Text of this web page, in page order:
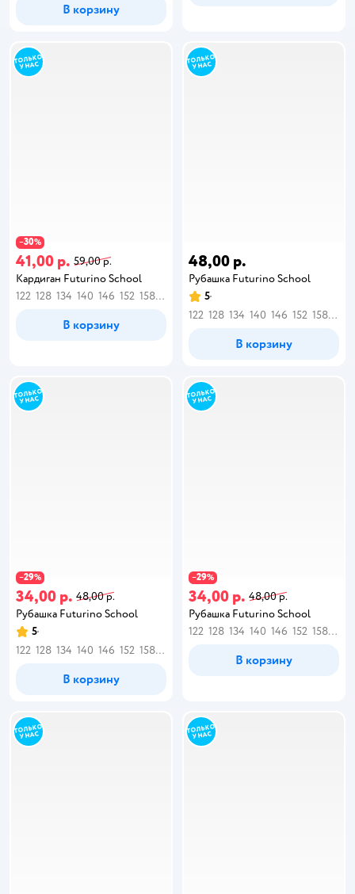
В корзину
−30%
41,00 р. 59,00 р.
Кардиган Futurino School
122 128 134 140 146 152 158 164
В корзину
48,00 р.
Рубашка Futurino School
5
122 128 134 140 146 152 158 164
В корзину
−29%
34,00 р. 48,00 р.
Рубашка Futurino School
5
122 128 134 140 146 152 158 164
В корзину
−29%
34,00 р. 48,00 р.
Рубашка Futurino School
122 128 134 140 146 152 158 164
В корзину